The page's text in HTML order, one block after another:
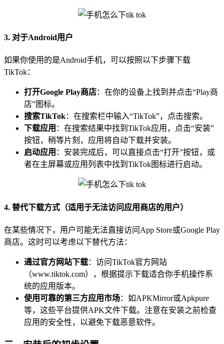
3. 对于Android用户
如果你使用的是Android手机，可以按照以下步骤下载
TikTok：
打开Google Play商店：在你的设备上找到并点击“Play商
店”图标。
搜索TikTok：在搜索栏中输入“TikTok”，点击搜索。
下载应用 ：在搜索结果中找到TikTok应用，点击“安装”
按钮，稍等片刻，应用将自动下载并安装。
启动应用 ：安装完成后，可以直接点击“打开”按钮，或
者在主屏幕或应用列表中找到TikTok图标进行启动。
4. 替代下载方式（适用于无法访问应用商店的用户）
在某些情况下，用户可能无法直接访问App Store或Google Play
商店。这时可以考虑以下替代方法：
通过官方网站下载：访问TikTok官方网站
（www.tiktok.com），根据提示下载适合你手机操作系
统的应用版本。
使用可靠的第三方应用市场：如APKMirror或Apkpure
等，这些平台提供APK文件下载。注意在安装之前检查
应用的安全性，以避免下载恶意软件。